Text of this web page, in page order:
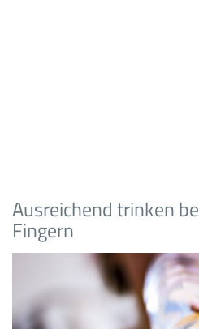
Ausreichend trinken
Fingern